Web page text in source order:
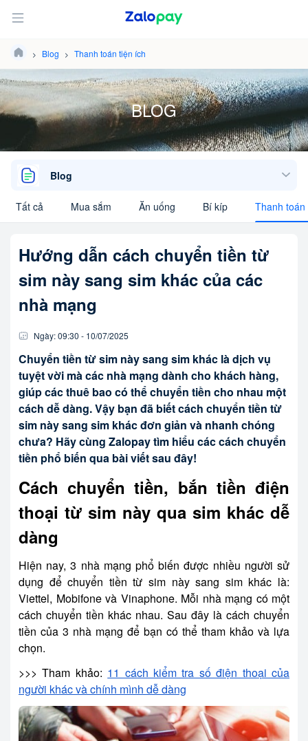
Blog Thanh toán tiện ích
BLOG
Blog
Tất cả Mua sắm Ăn uống Bí kíp Thanh
Hướng dẫn cách chuyển tiền từ
sim này sang sim khác của các
nhà mạng
Ngày:09:30 - 10/07/2025
Chuyển tiền từ sim này sang sim khác là dịch vụ
tuyệt vời mà các nhà mạng dành cho khách hàng,
giúp các thuê bao có thể chuyển tiền cho nhau một
cách dễ dàng. Vậy bạn đã biết cách chuyển tiền từ
sim này sang sim khác đơn giản và nhanh chóng
chưa? Hãy cùng Zalopay tìm hiểu các cách chuyển
tiền phổ biến qua bài viết sau đây!
Cách chuyển tiền, bắn tiền điện
thoại từ sim này qua sim khác dễ
dàng
Hiện nay, 3 nhà mạng phổ biến được nhiều người sử
dụng để chuyển tiền từ sim này sang sim khác là:
Viettel, Mobifone và Vinaphone. Mỗi nhà mạng có một
cách chuyển tiền khác nhau. Sau đây là cách chuyển
tiền của 3 nhà mạng để bạn có thể tham khảo và lựa
chọn.
>>> Tham khảo: 11 cách kiểm tra số điện thoại của
người khác và chính mình dễ dàng